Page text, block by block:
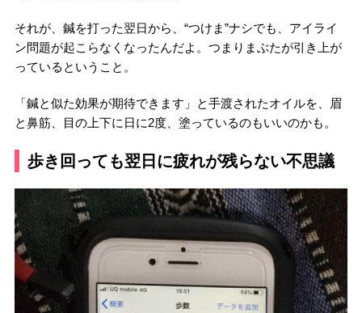
それが、鍼を打った翌日から、“つけま”ナシでも、アイライ
ン問題が起こらなくなったんだよ。つまりまぶたが引き上が
っているということ。
「鍼と似た効果が期待できます」と手渡されたオイルを、眉
と鼻筋、目の上下に日に2度、塗っているのもいいのかも。
歩き回っても翌日に疲れが残らない不思議